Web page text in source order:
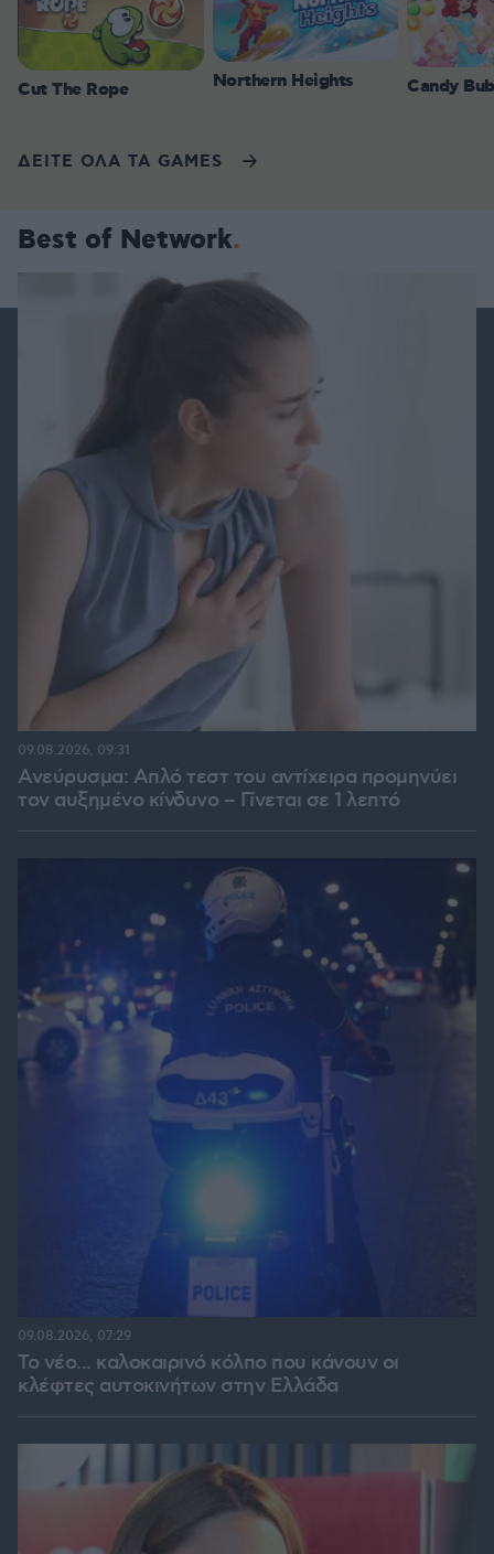
Cut The Rope Northern Heights Candy
ΔΕΙΤΕ ΟΛΑ ΤΑ GAMES
Best of Network
Ανεύρυσμα: Απλό τεστ του αντίχειρα προμηνύει
τον αυξημένο κίνδυνο – Γίνεται σε 1 λεπτό
09.08.2026, 09:31
Το νέο... καλοκαιρινό κόλπο που κάνουν οι
κλέφτες αυτοκινήτων στην Ελλάδα
09.08.2026, 07:29